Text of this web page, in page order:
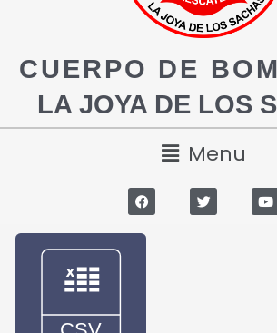
CUERPO DE
LA JOYA DE LOS
Menu